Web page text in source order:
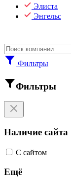
Элиста
Энгельс
Фильтры
Фильтры
Наличие сайта
С сайтом
Ещё